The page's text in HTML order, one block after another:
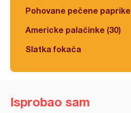
Pohovane pečene paprike
Americke palačinke (30)
Slatka fokača
Isprobao sam